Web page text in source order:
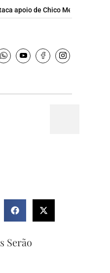
de Chico Mendes para…
Serão